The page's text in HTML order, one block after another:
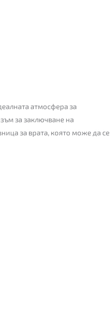
атмосфера за
за заключване на
за врата, която може да се